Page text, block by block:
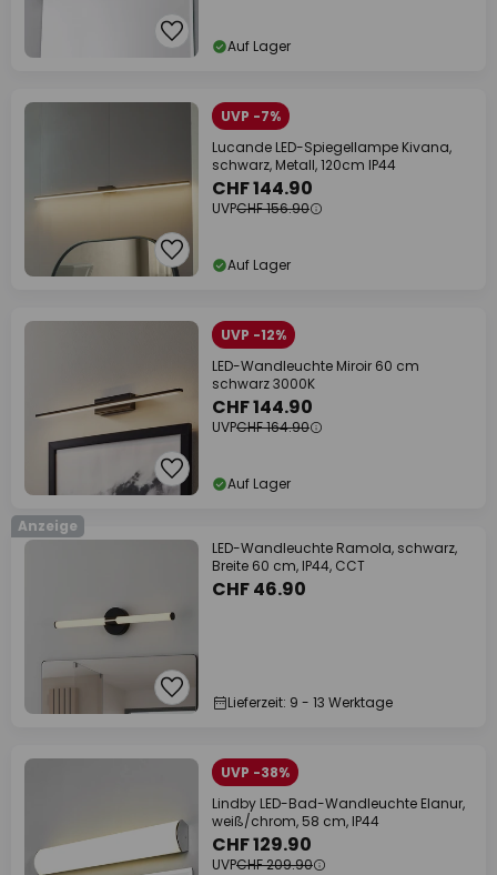
Auf Lager
UVP -7%
Lucande LED-Spiegellampe Kivana,
schwarz, Metall, 120cm IP44
CHF 144.90
UVPCHF 156.90
Auf Lager
UVP -12%
LED-Wandleuchte Miroir 60 cm
schwarz 3000K
CHF 144.90
UVPCHF 164.90
Auf Lager
Anzeige
LED-Wandleuchte Ramola, schwarz,
Breite 60 cm, IP44, CCT
CHF 46.90
Lieferzeit: 9 - 13 Werktage
UVP -38%
Lindby LED-Bad-Wandleuchte Elanur,
weiß/chrom, 58 cm, IP44
CHF 129.90
UVPCHF 209.90